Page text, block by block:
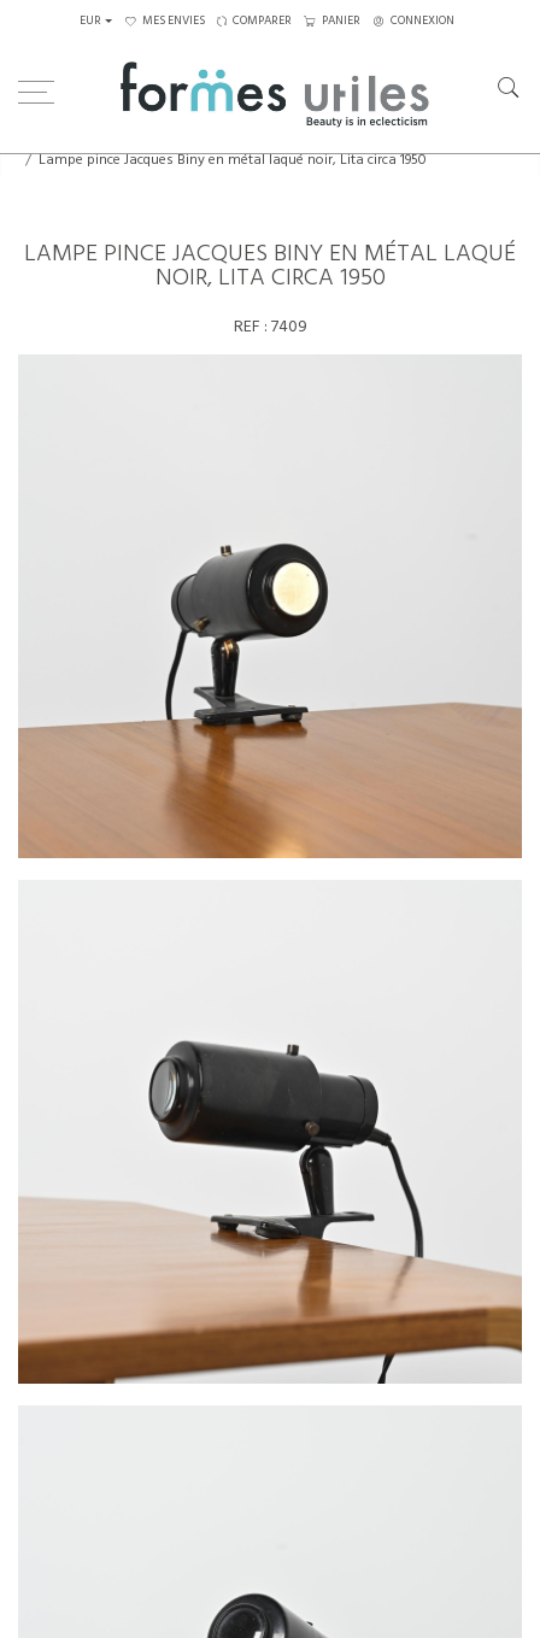
EUR MES ENVIES COMPARER PANIER CONNEXION
Lampe pince Jacques Biny en métal laqué noir, Lita circa 1950
LAMPE PINCE JACQUES BINY EN MÉTAL LAQUÉ
NOIR, LITA CIRCA 1950
REF :7409